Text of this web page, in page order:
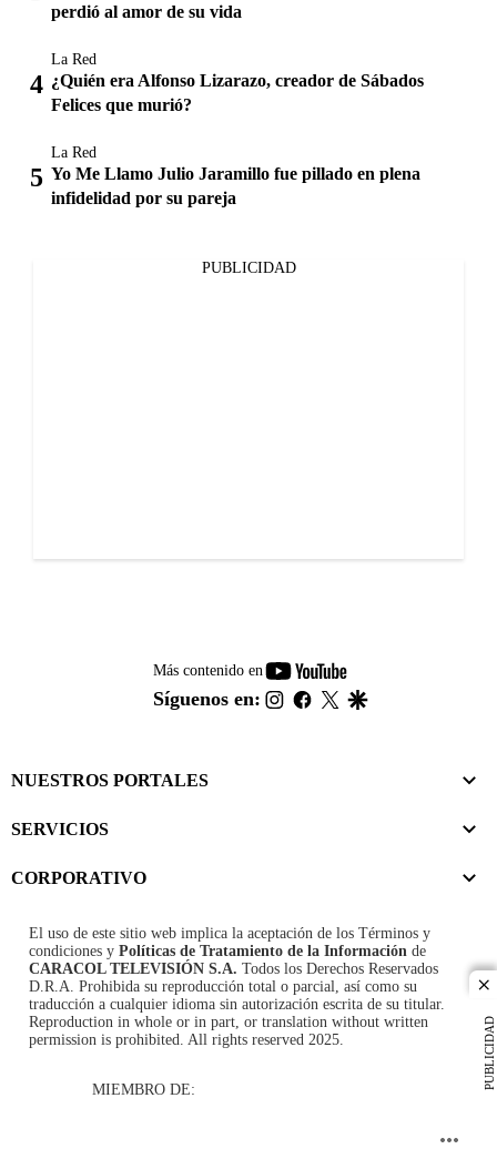
PUBLICIDAD
perdió al amor de su vida
La Red
¿Quién era Alfonso Lizarazo, creador de Sábados
Felices que murió?
La Red
Yo Me Llamo Julio Jaramillo fue pillado en plena
infidelidad por su pareja
PUBLICIDAD
Más contenido en
youtube-
footer
Síguenos en: instagram
facebook
twitter
NUESTROS PORTALES
SERVICIOS
CORPORATIVO
El uso de este sitio web implica la aceptación de los Términos y
condiciones y Políticas de Tratamiento de la Información de
CARACOL TELEVISIÓN S.A. Todos los Derechos Reservados
D.R.A. Prohibida su reproducción total o parcial, así como su
traducción a cualquier idioma sin autorización escrita de su titular.
Reproduction in whole or in part, or translation without written
permission is prohibited. All rights reserved 2025.
MIEMBRO DE: